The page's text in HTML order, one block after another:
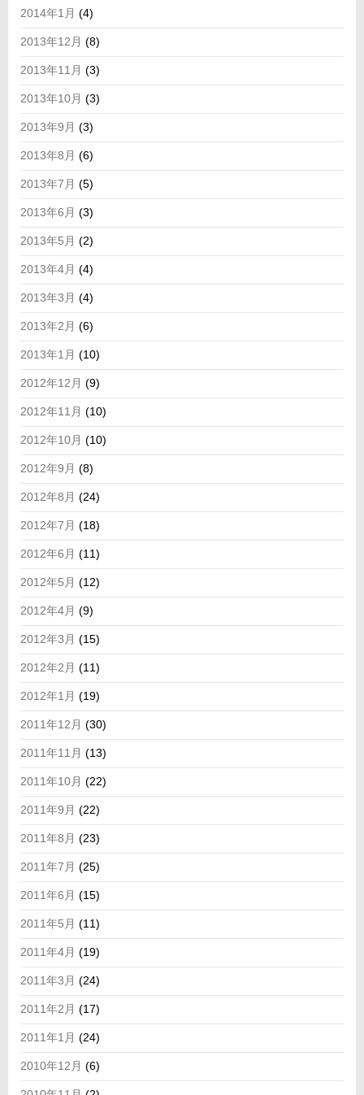
2014年1月 (4)
2013年12月 (8)
2013年11月 (3)
2013年10月 (3)
2013年9月 (3)
2013年8月 (6)
2013年7月 (5)
2013年6月 (3)
2013年5月 (2)
2013年4月 (4)
2013年3月 (4)
2013年2月 (6)
2013年1月 (10)
2012年12月 (9)
2012年11月 (10)
2012年10月 (10)
2012年9月 (8)
2012年8月 (24)
2012年7月 (18)
2012年6月 (11)
2012年5月 (12)
2012年4月 (9)
2012年3月 (15)
2012年2月 (11)
2012年1月 (19)
2011年12月 (30)
2011年11月 (13)
2011年10月 (22)
2011年9月 (22)
2011年8月 (23)
2011年7月 (25)
2011年6月 (15)
2011年5月 (11)
2011年4月 (19)
2011年3月 (24)
2011年2月 (17)
2011年1月 (24)
2010年12月 (6)